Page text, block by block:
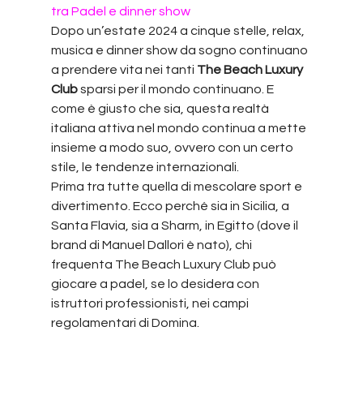
tra Padel e dinner show
Dopo un’estate 2024 a cinque stelle, relax,
musica e dinner show da sogno continuano
a prendere vita nei tanti The Beach Luxury
Club sparsi per il mondo continuano. E
come è giusto che sia, questa realtà
italiana attiva nel mondo continua a mette
insieme a modo suo, ovvero con un certo
stile, le tendenze internazionali.
Prima tra tutte quella di mescolare sport e
divertimento. Ecco perché sia in Sicilia, a
Santa Flavia, sia a Sharm, in Egitto (dove il
brand di Manuel Dallori è nato), chi
frequenta The Beach Luxury Club può
giocare a padel, se lo desidera con
istruttori professionisti, nei campi
regolamentari di Domina.